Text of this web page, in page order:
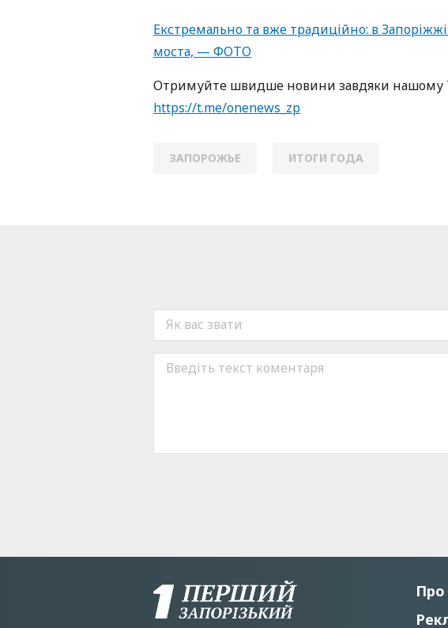
Екстремально та вже традиційно: в
моста, — ФОТО
Отримуйте швидше новини завдяки нашому
https://t.me/onenews_zp
ЗАПОРОЖЬЕ ИТОГИ ГОДА
Про